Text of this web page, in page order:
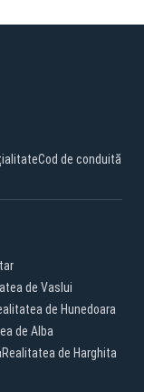
Cod de conduită
de Vaslui
de Hunedoara
de Alba
Realitatea de Harghita